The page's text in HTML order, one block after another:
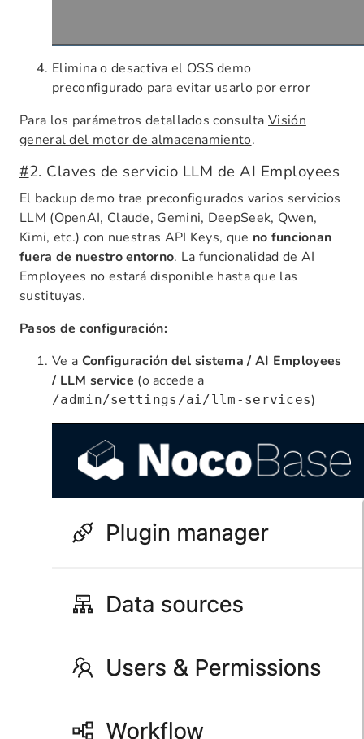
Elimina o desactiva el OSS demo
preconfigurado para evitar usarlo por error
Para los parámetros detallados consulta Visión
general del motor de almacenamiento.
#2. Claves de servicio LLM de AI Employees
El backup demo trae preconfigurados varios servicios
LLM (OpenAI, Claude, Gemini, DeepSeek, Qwen,
Kimi, etc.) con nuestras API Keys, que no funcionan
fuera de nuestro entorno. La funcionalidad de AI
Employees no estará disponible hasta que las
sustituyas.
Pasos de configuración:
Ve a Configuración del sistema / AI Employees
/ LLM service (o accede a
/admin/settings/ai/llm-services)